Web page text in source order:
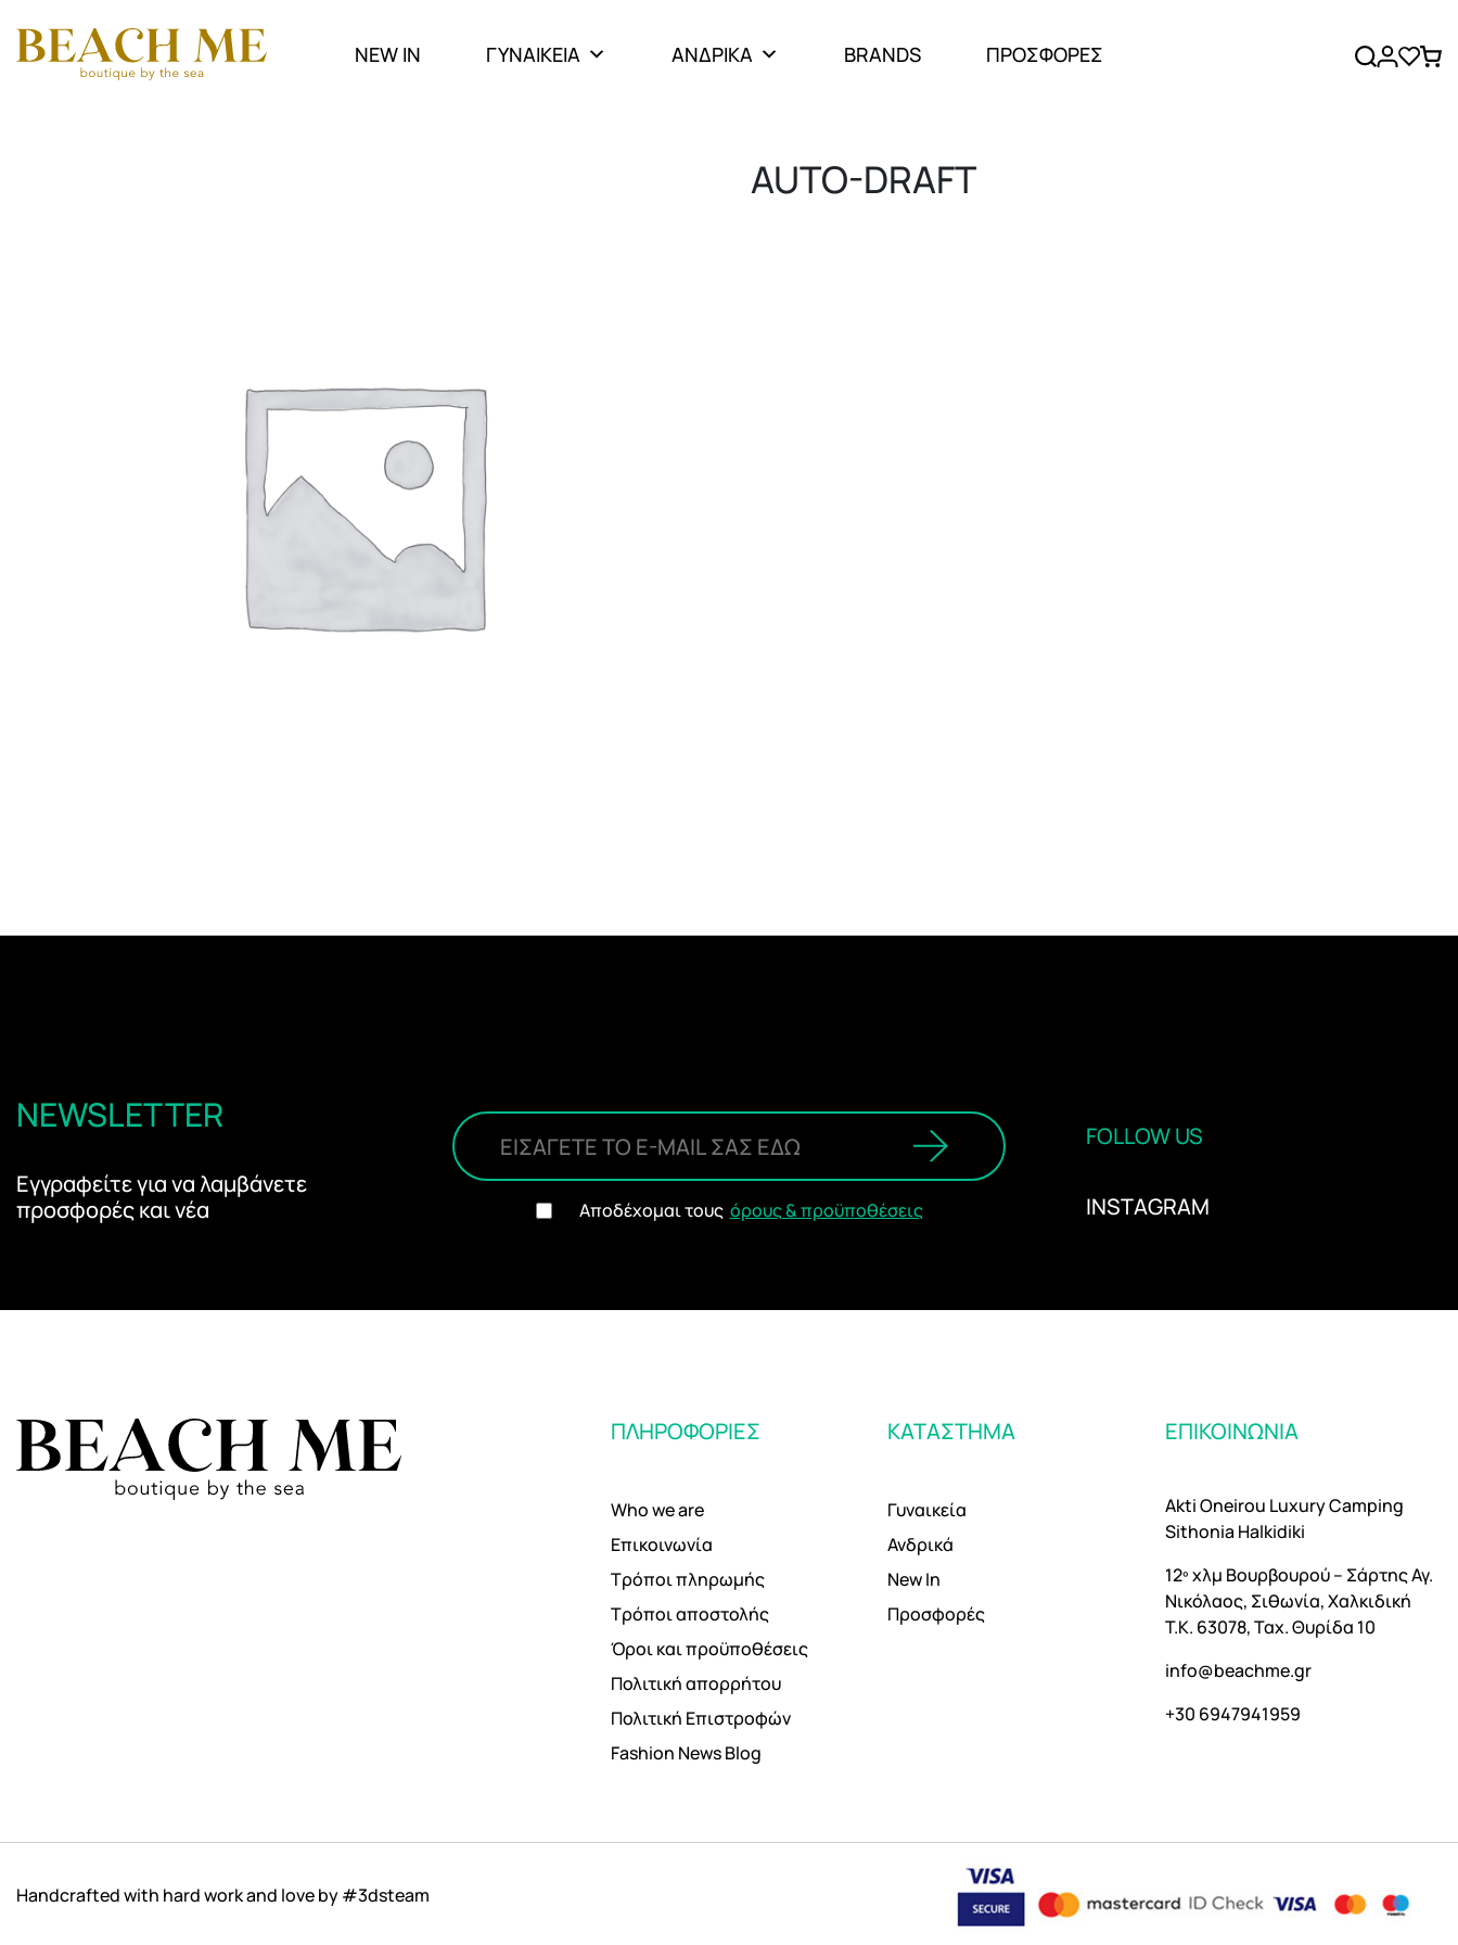
NEW IN ΓΥΝΑΙΚΕΙΑ ΑΝΔΡΙΚΑ BRANDS ΠΡΟΣΦΟΡΕΣ
AUTO-DRAFT
NEWSLETTER
Εγγραφείτε για να λαμβάνετε
προσφορές και νέα
Αποδέχομαι τους όρους & προϋποθέσεις
FOLLOW US
INSTAGRAM
ΠΛΗΡΟΦΟΡΙΕΣ
Who we are
Επικοινωνία
Τρόποι πληρωμής
Τρόποι αποστολής
Όροι και προϋποθέσεις
Πολιτική απορρήτου
Πολιτική Επιστροφών
Fashion News Blog
ΚΑΤΑΣΤΗΜΑ
Γυναικεία
Ανδρικά
New In
Προσφορές
ΕΠΙΚΟΙΝΩΝΙΑ
Akti Oneirou Luxury Camping
Sithonia Halkidiki
12º χλμ Βουρβουρού – Σάρτης Αγ.
Νικόλαος, Σιθωνία, Χαλκιδική
Τ.Κ. 63078, Ταχ. Θυρίδα 10
info@beachme.gr
+30 6947941959
Handcrafted with hard work and love by#3dsteam